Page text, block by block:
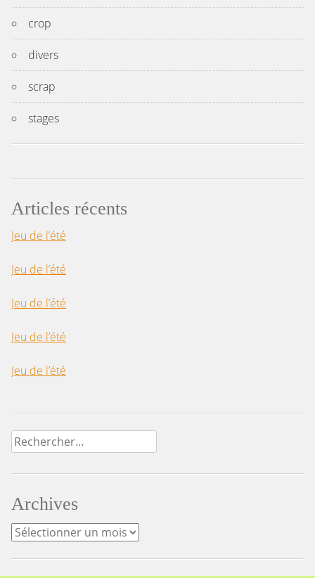
crop
divers
scrap
stages
Articles récents
Jeu de l’été
Jeu de l’été
Jeu de l’été
Jeu de l’été
Jeu de l’été
Rechercher :
Archives
Archives